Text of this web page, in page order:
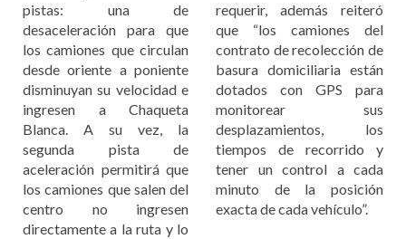
pistas: una de
desaceleración para que
los camiones que circulan
desde oriente a poniente
disminuyan su velocidad e
ingresen a Chaqueta
Blanca. A su vez, la
segunda pista de
aceleración permitirá que
los camiones que salen del
centro no ingresen
directamente a la ruta y lo
requerir, además reiteró
que “los camiones del
contrato de recolección de
basura domiciliaria están
dotados con GPS para
monitorear sus
desplazamientos, los
tiempos de recorrido y
tener un control a cada
minuto de la posición
exacta de cada vehículo”.